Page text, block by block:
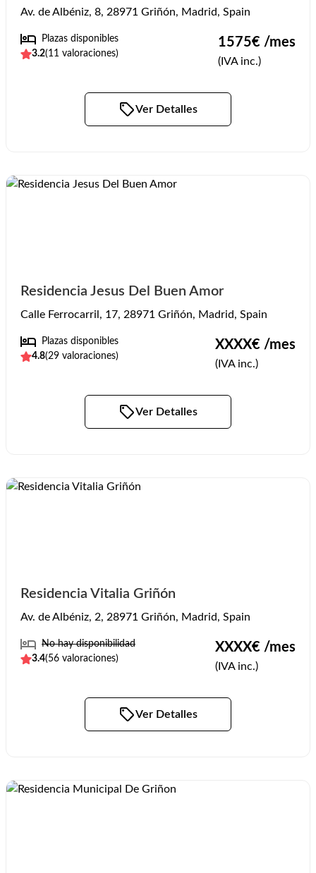
Av. de Albéniz, 8, 28971 Griñón, Madrid, Spain
Plazas disponibles
3.2(11 valoraciones)
1575€ /mes
(IVA inc.)
Ver Detalles
Residencia Jesus Del Buen Amor
Calle Ferrocarril, 17, 28971 Griñón, Madrid, Spain
Plazas disponibles
4.8(29 valoraciones)
XXXX€ /mes
(IVA inc.)
Ver Detalles
Residencia Vitalia Griñón
Av. de Albéniz, 2, 28971 Griñón, Madrid, Spain
No hay disponibilidad
3.4(56 valoraciones)
XXXX€ /mes
(IVA inc.)
Ver Detalles